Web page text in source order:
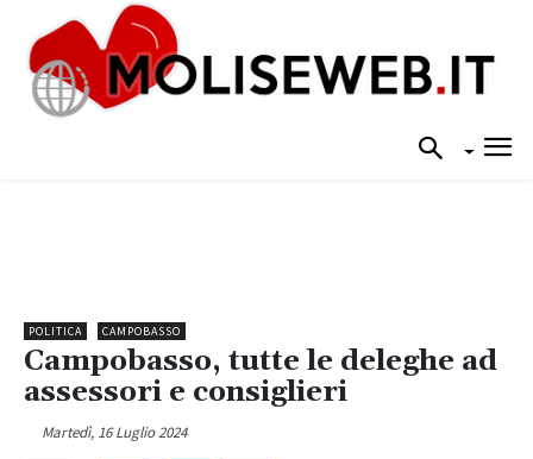
POLITICA CAMPOBASSO
Campobasso, tutte le deleghe ad
assessori e consiglieri
Martedì, 16 Luglio 2024